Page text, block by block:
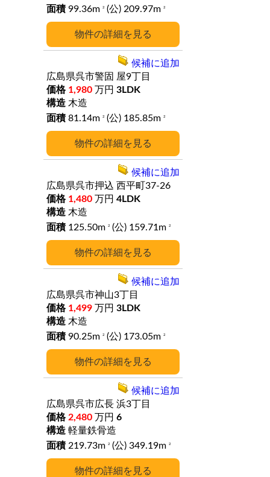
詳細
99.36m
2 (公) 209.97m 2
詳細
広島県呉市警固 屋9丁目
1,980 万円 3LDK
木造
81.14m
2 (公) 185.85m 2
候補に追加
詳細
広島県呉市押込 西平町37-26
1,480 万円 4LDK
木造
125.50m
2 (公) 159.71m 2
候補に追加
詳細
広島県呉市神山3丁目
1,499 万円 3LDK
木造
90.25m
2 (公) 173.05m 2
候補に追加
詳細
広島県呉市広長 浜3丁目
2,480 万円 6
軽量鉄骨造
219.73m
2 (公) 349.19m 2
候補に追加